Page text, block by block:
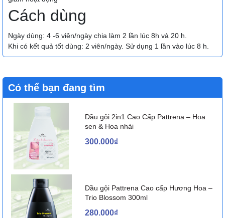
Cách dùng
Ngày dùng: 4 -6 viên/ngày chia làm 2 lần lúc 8h và 20 h.
Khi có kết quả tốt dùng: 2 viên/ngày. Sử dụng 1 lần vào lúc 8 h.
Có thể bạn đang tìm
Dầu gội 2in1 Cao Cấp Pattrena – Hoa
sen & Hoa nhài
300.000₫
Dầu gội Pattrena Cao cấp Hương Hoa –
Trio Blossom 300ml
280.000₫